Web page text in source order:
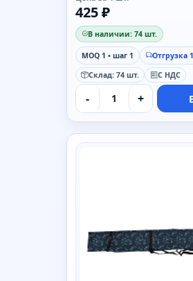
425 ₽
В наличии: 74 шт.
MOQ 1 • шаг 1
Отгрузка
Склад: 74 шт.
С НДС
- +
SAIMAA